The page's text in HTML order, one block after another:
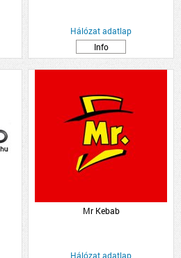
Hálózat adatlap
Info
Mr Kebab
Hálózat adatlap